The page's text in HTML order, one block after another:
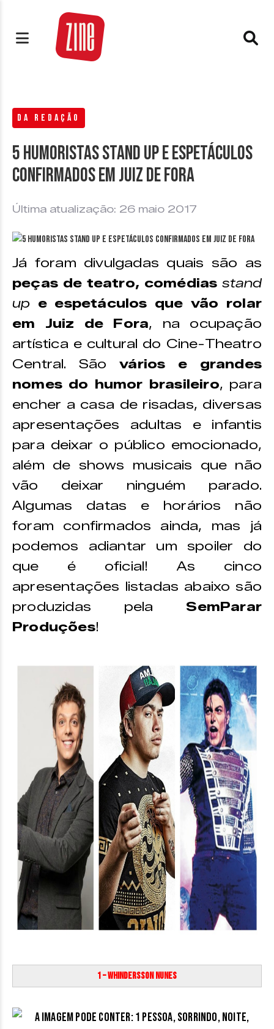
DA REDAÇÃO
5 humoristas stand up e espetáculos
confirmados em Juiz de Fora
Última atualização: 26 maio 2017
Já foram divulgadas quais são as
peças de teatro, comédias stand
up e espetáculos que vão rolar
em Juiz de Fora, na ocupação
artística e cultural do Cine-Theatro
Central. São vários e grandes
nomes do humor brasileiro, para
encher a casa de risadas, diversas
apresentações adultas e infantis
para deixar o público emocionado,
além de shows musicais que não
vão deixar ninguém parado.
Algumas datas e horários não
foram confirmados ainda, mas já
podemos adiantar um spoiler do
que é oficial! As cinco
apresentações listadas abaixo são
produzidas pela SemParar
Produções!
1 – Whindersson Nunes